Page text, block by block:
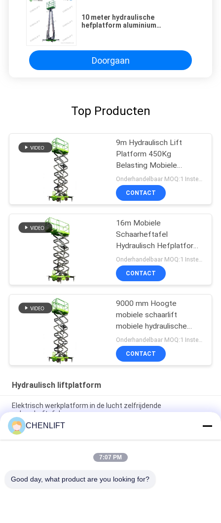
10 meter hydraulische
hefplatform aluminium
Doorgaan
Top Producten
9m Hydraulisch Lift
Platform 450Kg
Belasting Mobiele
Scheren Lift
Onderhandelbaar MOQ:1 Instellen
CONTACT
16m Mobiele
Schaarheftafel
Hydraulisch Hefplatform
Met Uitschuifbaar
Platform
CONTACT
9000 mm Hoogte
mobiele schaarlift
mobiele hydraulische
liftplatform voor het
reinigen
CONTACT
Hydraulisch liftplatform
Elektrisch werkplatform in de lucht zelfrijdende
schaarheftafel
10m Hydraulisch Lift Platform Elektrisch zelfrijdend schaarlift
met uitbreidingsplatform 450Kg Belasting
10 meter hydraulische hefplatform aluminium hoogwerker
CHENLIFT
7:07 PM
Good day, what product are you looking for?